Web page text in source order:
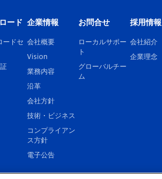
ード
ードセ
企業情報
会社概要
Vision
業務内容
沿革
会社方針
技術・ビジネス
コンプライアン
ス方針
電子公告
お問合せ
ローカルサポー
ト
グローバルチー
ム
採用情報
会社紹介
企業理念